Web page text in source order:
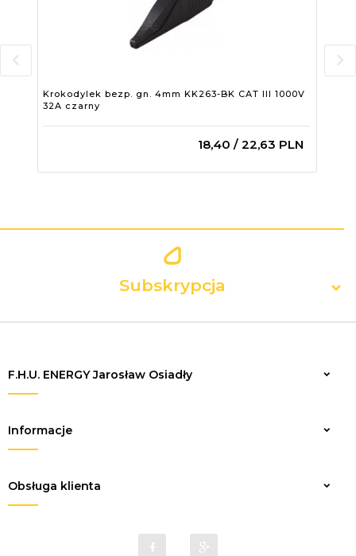
Krokodylek bezp. gn. 4mm KK263-BK CAT III 1000V
32A czarny
18,40 / 22,63 PLN
Subskrypcja
Zapisz
F.H.U. ENERGY Jarosław Osiadły
sklep@elektrykaenergy.pl
Informacje
Obsługa klienta